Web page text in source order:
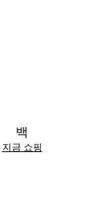
백
지금 쇼핑